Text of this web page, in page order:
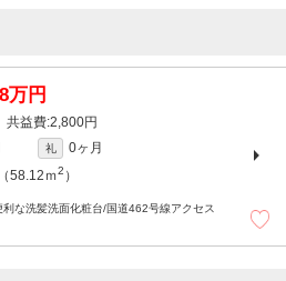
万円
2,800円
礼
0ヶ月
58.12ｍ2 ）
な洗髪洗面化粧台/国道462号線アクセス